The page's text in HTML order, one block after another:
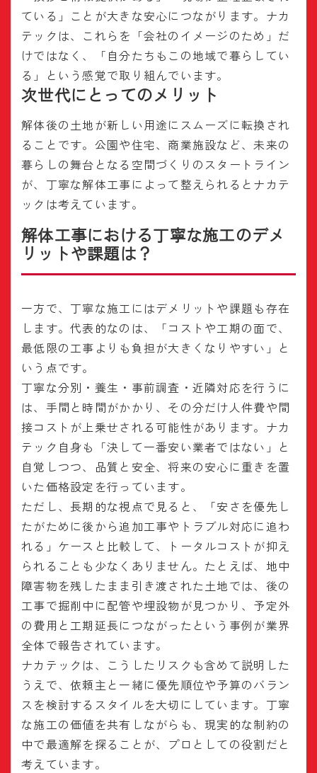
ている」ことが大きな安心につながります。ナカ
テックは、これらを「会社のイメージのため」だ
けではなく、「自分たちもこの地域で暮らしてい
る」という感覚で取り組んでいます。
次世代にとってのメリット
解体後の土地が新しい用途にスムーズに転換され
ることです。公園や住宅、商業施設など、未来の
暮らしの舞台となる空間づくりのスタートライン
が、丁寧な解体工事によって整えられるとナカテ
ックは考えています。
解体工事における丁寧な施工のデメ
リットや課題は？
一方で、丁寧な施工にはデメリットや課題も存在
します。代表的なのは、「コストや工期の面で、
最低限の工事よりも負担が大きくなりやすい」と
いう点です。
丁寧な分別・養生・事前調査・近隣対応を行うに
は、手間と時間がかかり、その分だけ人件費や間
接コストが上乗せされる可能性があります。ナカ
テック自身も「決して一番安い業者ではない」と
自覚しつつ、品質と安全、将来の安心に重きを置
いた価格設定を行っています。
ただし、長期的な視点で見ると、「安さを優先し
たがために後から追加工事やトラブル対応に追わ
れる」ケースと比較して、トータルコストが抑え
られることも少なくありません。たとえば、地中
障害物を残したまま引き渡された土地では、後の
工事で掘削中に配管や埋設物が見つかり、予定外
の費用と工期延長につながったという事例が業界
全体で報告されています。
ナカテックは、こうしたリスクも含めて説明した
うえで、依頼主と一緒に優先順位や予算のバラン
スを検討するスタイルを大切にしています。丁寧
な施工の価値を共有しながらも、現実的な制約の
中で最適解を探ることが、プロとしての役割だと
考えています。